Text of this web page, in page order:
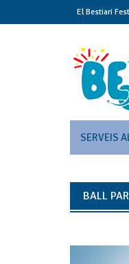
to
El Bestiari
SERVEIS
BALL